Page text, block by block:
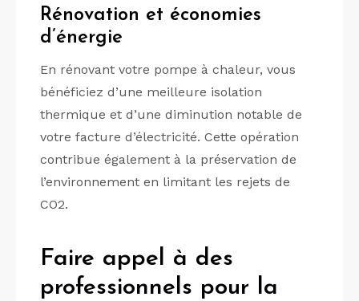
Rénovation et économies
d’énergie
En rénovant votre pompe à chaleur, vous
bénéficiez d’une meilleure isolation
thermique et d’une diminution notable de
votre facture d’électricité. Cette opération
contribue également à la préservation de
l’environnement en limitant les rejets de
CO2.
Faire appel à des
professionnels pour la